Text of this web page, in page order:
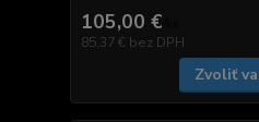
105,00 €
85,37 € bez DPH
Zvoliť